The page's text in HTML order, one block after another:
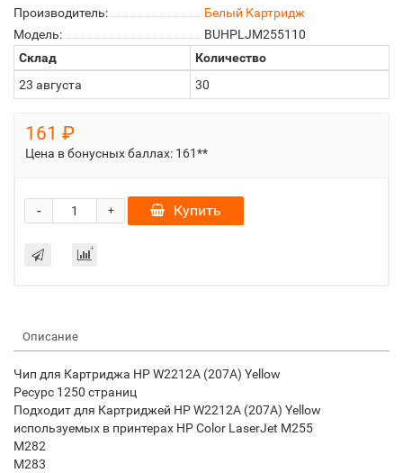
Производитель:
Белый Картридж
Модель:
BUHPLJM255110
Склад
Количество
23 августа
30
161 ₽
Цена в бонусных баллах: 161**
+
- Купить
Описание
Чип для Картриджа HP W2212A (207A) Yellow
Ресурс 1250 страниц
Подходит для Картриджей HP W2212A (207A) Yellow
используемых в принтерах HP Color LaserJet M255
M282
M283